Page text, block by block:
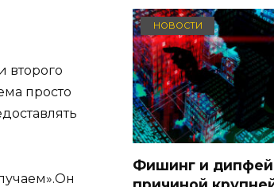
второго
просто
НОВОСТИ
Фишинг и